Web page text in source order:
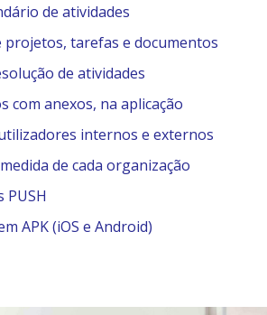
de atividades
projetos, tarefas e documentos
de atividades
com anexos, na aplicação
internos e externos
de cada organização
PUSH
APK (iOS e Android)